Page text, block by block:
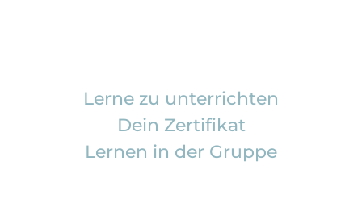
Lerne zu unterrichten
Dein Zertifikat
Lernen in der Gruppe